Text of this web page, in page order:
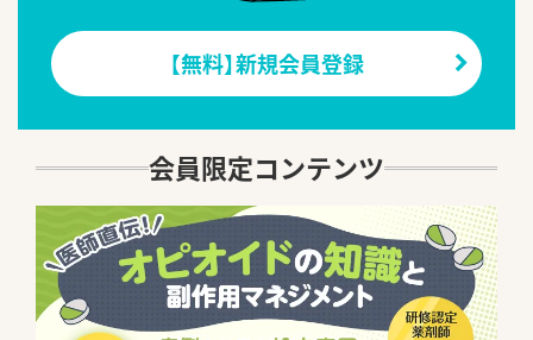
【無料】新規会員登録
会員限定コンテンツ